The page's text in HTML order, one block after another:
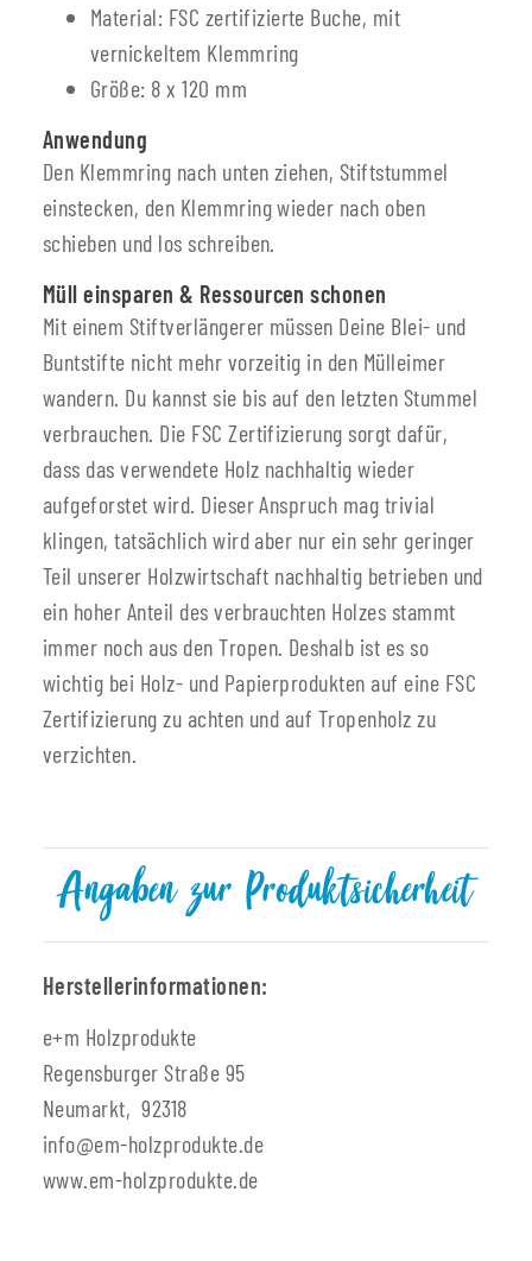
Material: FSC zertifizierte Buche, mit
vernickeltem Klemmring
Größe: 8 x 120 mm
Anwendung
Den Klemmring nach unten ziehen, Stiftstummel
einstecken, den Klemmring wieder nach oben
schieben und los schreiben.
Müll einsparen & Ressourcen schonen
Mit einem Stiftverlängerer müssen Deine Blei- und
Buntstifte nicht mehr vorzeitig in den Mülleimer
wandern. Du kannst sie bis auf den letzten Stummel
verbrauchen. Die FSC Zertifizierung sorgt dafür,
dass das verwendete Holz nachhaltig wieder
aufgeforstet wird. Dieser Anspruch mag trivial
klingen, tatsächlich wird aber nur ein sehr geringer
Teil unserer Holzwirtschaft nachhaltig betrieben und
ein hoher Anteil des verbrauchten Holzes stammt
immer noch aus den Tropen. Deshalb ist es so
wichtig bei Holz- und Papierprodukten auf eine FSC
Zertifizierung zu achten und auf Tropenholz zu
verzichten.
Angaben zur Produktsicherheit
Herstellerinformationen:
e+m Holzprodukte
Regensburger Straße 95
Neumarkt, 92318
info@em-holzprodukte.de
www.em-holzprodukte.de